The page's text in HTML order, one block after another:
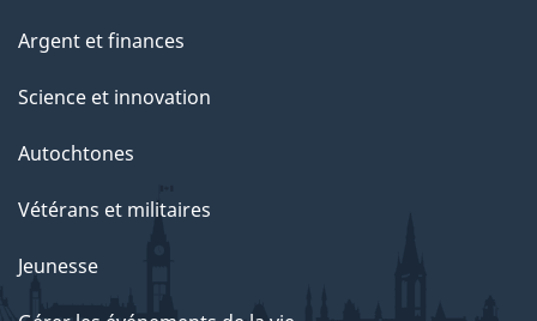
Argent et finances
Science et innovation
Autochtones
Vétérans et militaires
Jeunesse